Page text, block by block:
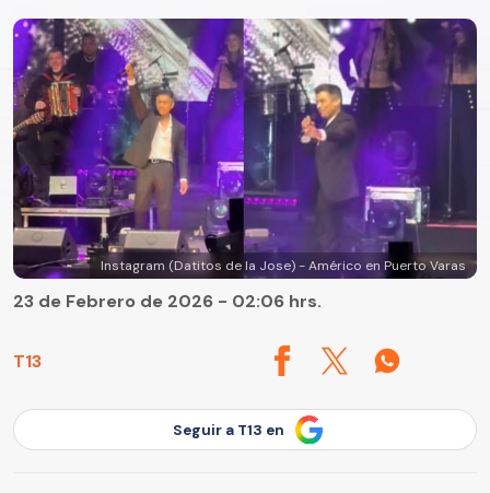
Instagram (Datitos de la Jose) - Américo en Puerto Varas
T13
23 de Febrero de 2026 - 02:06 hrs.
Seguir a T13 en